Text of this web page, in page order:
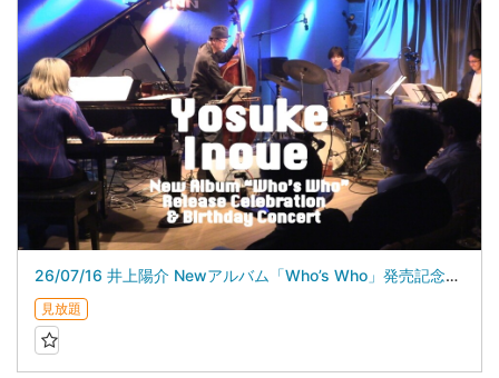
26/07/16 井上陽介 Newアルバム「Who’s Who」発売記念＆バースデイライブ
見放題